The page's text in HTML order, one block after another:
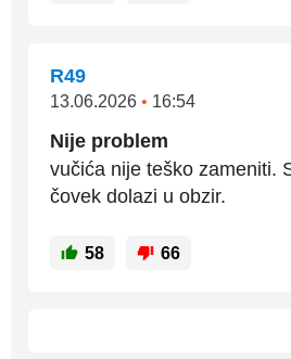
R49
13.06.2026 • 16:54
Nije problem
vučića nije teško zameniti.
čovek dolazi u obzir.
58 66